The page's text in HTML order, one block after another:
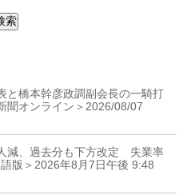
索
と橋本幹彦政調副会長の一騎打
聞オンライン＞2026/08/07
減、過去分も下方改定 失業率
版＞2026年8月7日午後 9:48